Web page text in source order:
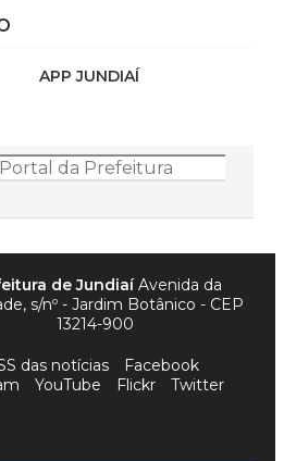
APP JUNDIAÍ
de JundiaíAvenida da
s/nº - Jardim Botânico - CEP
13214-900
das notícias
Facebook
YouTube Flickr Twitter